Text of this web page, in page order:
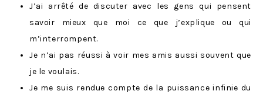
J’ai arrêté de discuter avec les gens qui pensent
savoir mieux que moi ce que j’explique ou qui
m’interrompent.
Je n’ai pas réussi à voir mes amis aussi souvent que
je le voulais.
Je me suis rendue compte de la puissance infinie du